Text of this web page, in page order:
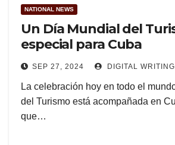
NATIONAL NEWS
Un Día Mundial del
especial para Cuba
SEP 27, 2024 DIGITAL WRITING
La celebración hoy en todo el
del Turismo está acompañada en
que…